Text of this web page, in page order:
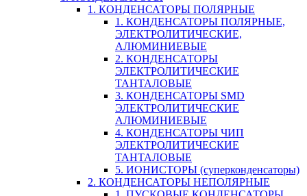
1. КОНДЕНСАТОРЫ ПОЛЯРНЫЕ
1. КОНДЕНСАТОРЫ ПОЛЯРНЫЕ,
ЭЛЕКТРОЛИТИЧЕСКИЕ,
АЛЮМИНИЕВЫЕ
2. КОНДЕНСАТОРЫ
ЭЛЕКТРОЛИТИЧЕСКИЕ
ТАНТАЛОВЫЕ
3. КОНДЕНСАТОРЫ SMD
ЭЛЕКТРОЛИТИЧЕСКИЕ
АЛЮМИНИЕВЫЕ
4. КОНДЕНСАТОРЫ ЧИП
ЭЛЕКТРОЛИТИЧЕСКИЕ
ТАНТАЛОВЫЕ
5. ИОНИСТОРЫ (суперконденсаторы)
2. КОНДЕНСАТОРЫ НЕПОЛЯРНЫЕ